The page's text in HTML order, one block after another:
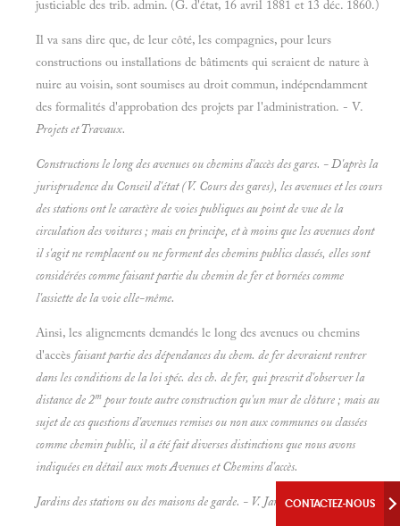
justiciable des trib. admin. (G. d'état, 16 avril 1881 et 13 déc. 1860.)
Il va sans dire que, de leur côté, les compagnies, pour leurs
constructions ou installations de bâtiments qui seraient de nature à
nuire au voisin, sont soumises au droit commun, indépendamment
des formalités d'approbation des projets par l'administration. - V.
Projets etTravaux.
Constructions le long des avenues ou chemins d'accès des gares. - D'après la
jurisprudence du Conseil d'état (V. Cours des gares), les avenues et les cours
des stations ont le caractère de voies publiques au point de vue de la
circulation des voitures ; mais en principe, et à moins que les avenues dont
il s'agit ne remplacent ou ne forment des chemins publicsclassés, elles sont
considérées comme faisant partie du chemin de fer et bornées comme
l'assiette de la voie elle-même.
Ainsi, les alignements demandés le long des avenues ou chemins
d'accès faisant partie des dépendances du chem. de fer devraient rentrer
dans les conditions de la loi spéc. des ch. de fer, qui prescrit d'observer la
distance de 2m pour toute autre construction qu'un mur de clôture ; mais au
sujet de ces questions d'avenues remises ou non aux communes ou classées
commechemin public, il a été fait diverses distinctions que nous avons
indiquées en détail aux motsAvenues etChemins d'accès.
Jardins des stations ou des maisons de garde. - V. Jardins.CONTACTEZ-NOUS